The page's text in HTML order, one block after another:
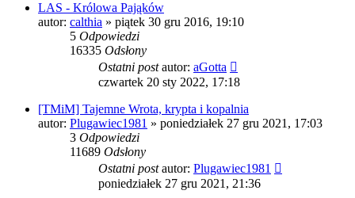
LAS - Królowa Pająków
autor: calthia » piątek 30 gru 2016, 19:10
5 Odpowiedzi
16335 Odsłony
Ostatni postautor: aGotta
czwartek 20 sty 2022, 17:18
[TMiM] Tajemne Wrota, krypta i kopalnia
autor: Plugawiec1981 » poniedziałek 27 gru 2021, 17:03
3 Odpowiedzi
11689 Odsłony
Ostatni postautor: Plugawiec1981
poniedziałek 27 gru 2021, 21:36